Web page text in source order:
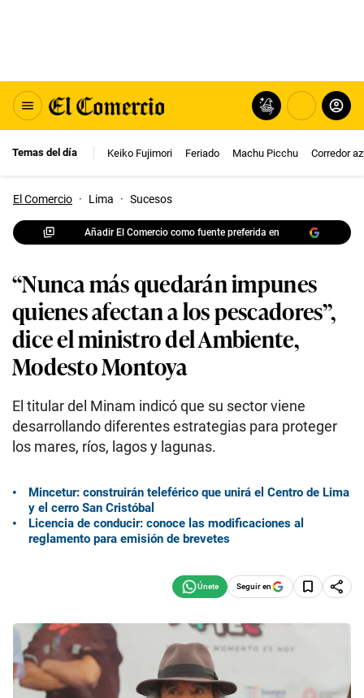
Temas del día Keiko Fujimori Feriado Machu Picchu Corredor
El Comercio · Lima · Sucesos
Añadir El Comercio como fuente preferida en
“Nunca más quedarán impunes
quienes afectan a los pescadores”,
dice el ministro del Ambiente,
Modesto Montoya
El titular del Minam indicó que su sector viene
desarrollando diferentes estrategias para proteger
los mares, ríos, lagos y lagunas.
Mincetur: construirán teleférico que unirá el Centro de Lima
y el cerro San Cristóbal
Licencia de conducir: conoce las modificaciones al
reglamento para emisión de brevetes
Seguir en